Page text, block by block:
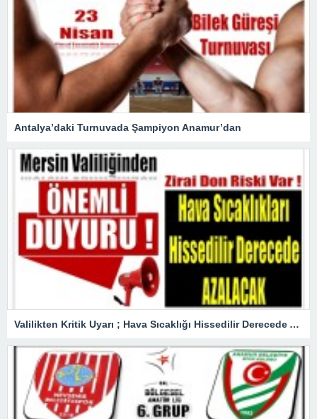
Antalya’daki Turnuvada Şampiyon Anamur’dan
Valilikten Kritik Uyarı ; Hava Sıcaklığı Hissedilir Derecede Azalacak!